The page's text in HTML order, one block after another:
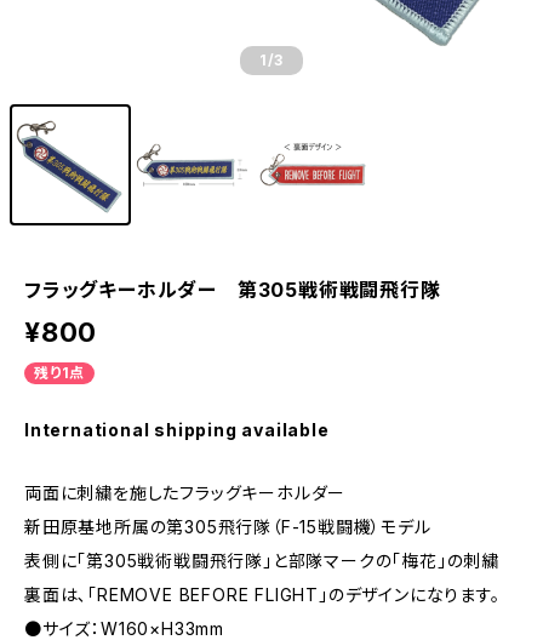
1 /3
フラッグキーホルダー 第305戦術戦闘飛行隊
¥800
残り1点
International shipping available
両面に刺繍を施したフラッグキーホルダー
新田原基地所属の第305飛行隊（F-15戦闘機）モデル
表側に｢第305戦術戦闘飛行隊｣と部隊マークの「梅花」の刺繍
裏面は､｢REMOVE BEFORE FLIGHT」のデザインになります。
●サイズ：W160×H33mm